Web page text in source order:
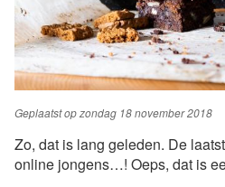
Geplaatst opzondag 18 november 2018
Zo, dat is lang geleden. De
online jongens…! Oeps, dat is